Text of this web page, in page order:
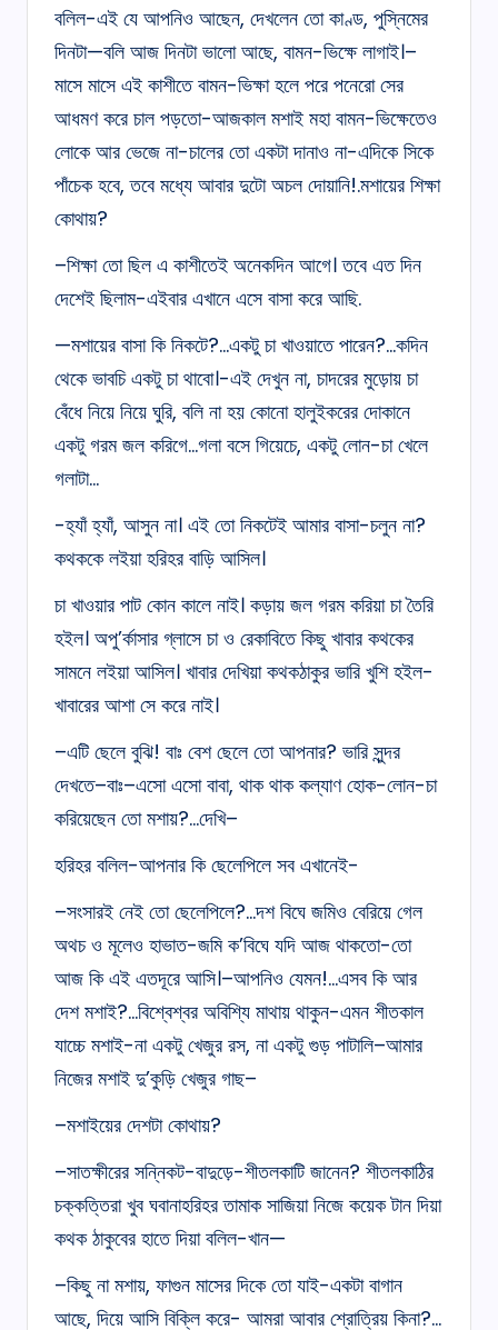
বলিল-এই যে আপনিও আছেন, দেখলেন তো কাণ্ড, পুস্নিমের
দিনটা—বলি আজ দিনটা ভালো আছে, বামন-ভিক্ষে লাগাই।–
মাসে মাসে এই কাশীতে বামন-ভিক্ষা হলে পরে পনেরো সের
আধমণ করে চাল পড়তো-আজকাল মশাই মহা বামন-ভিক্ষেতেও
লোকে আর ভেজে না-চালের তো একটা দানাও না-এদিকে সিকে
পাঁচেক হবে, তবে মধ্যে আবার দুটো অচল দোয়ানি!.মশায়ের শিক্ষা
কোথায়?
–শিক্ষা তো ছিল এ কাশীতেই অনেকদিন আগে। তবে এত দিন
দেশেই ছিলাম-এইবার এখানে এসে বাসা করে আছি.
—মশায়ের বাসা কি নিকটে?…একটু চা খাওয়াতে পারেন?…কদিন
থেকে ভাবচি একটু চা থাবো।-এই দেখুন না, চাদরের মুড়োয় চা
বেঁধে নিয়ে নিয়ে ঘুরি, বলি না হয় কোনো হালুইকরের দোকানে
একটু গরম জল করিগে…গলা বসে গিয়েচে, একটু লোন-চা খেলে
গলাটা…
-হ্যাঁ হ্যাঁ, আসুন না। এই তো নিকটেই আমার বাসা-চলুন না?
কথককে লইয়া হরিহর বাড়ি আসিল।
চা খাওয়ার পাট কোন কালে নাই। কড়ায় জল গরম করিয়া চা তৈরি
হইল। অপু’ৰ্কাসার গ্লাসে চা ও রেকাবিতে কিছু খাবার কথকের
সামনে লইয়া আসিল। খাবার দেখিয়া কথকঠাকুর ভারি খুশি হইল-
খাবারের আশা সে করে নাই।
–এটি ছেলে বুঝি! বাঃ বেশ ছেলে তো আপনার? ভারি সুন্দর
দেখতে–বাঃ–এসো এসো বাবা, থাক থাক কল্যাণ হোক-লোন-চা
করিয়েছেন তো মশায়?…দেখি–
হরিহর বলিল-আপনার কি ছেলেপিলে সব এখানেই-
–সংসারই নেই তো ছেলেপিলে?…দশ বিঘে জমিও বেরিয়ে গেল
অথচ ও মূলেও হাভাত-জমি ক’বিঘে যদি আজ থাকতো-তো
আজ কি এই এতদূরে আসি।–আপনিও যেমন!…এসব কি আর
দেশ মশাই?…বিশ্বেশ্বর অবিশ্যি মাথায় থাকুন-এমন শীতকাল
যাচ্চে মশাই-না একটু খেজুর রস, না একটু গুড় পাটালি–আমার
নিজের মশাই দু’কুড়ি খেজুর গাছ–
–মশাইয়ের দেশটা কোথায়?
–সাতক্ষীরের সন্নিকট-বাদুড়ে-শীতলকাটি জানেন? শীতলকাঠির
চক্কত্তিরা খুব ঘবানাহরিহর তামাক সাজিয়া নিজে কয়েক টান দিয়া
কথক ঠাকুবের হাতে দিয়া বলিল-খান—
–কিছু না মশায়, ফাগুন মাসের দিকে তো যাই-একটা বাগান
আছে, দিয়ে আসি বিক্লি করে- আমরা আবার শ্রোত্রিয় কিনা?…